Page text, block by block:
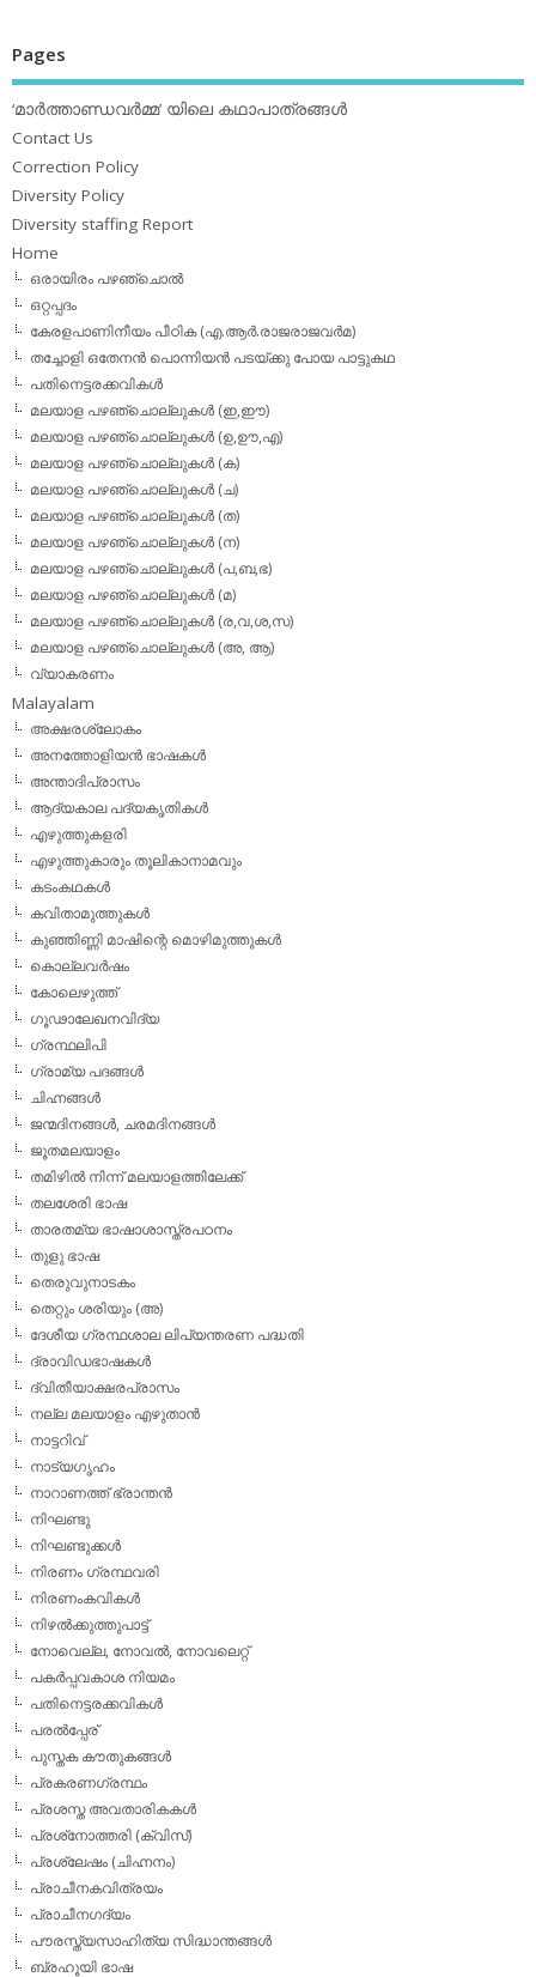
Pages
‘മാര്‍ത്താണ്ഡവര്‍മ്മ’ യിലെ കഥാപാത്രങ്ങള്‍
Contact Us
Correction Policy
Diversity Policy
Diversity staffing Report
Home
ഒരായിരം പഴഞ്ചൊല്‍
ഒറ്റപ്പദം
കേരളപാണിനീയം പീഠിക (എ.ആര്‍.രാജരാജവര്‍മ)
തച്ചോളി ഒതേനൻ പൊന്നിയൻ പടയ്‌ക്കു പോയ പാട്ടുകഥ
പതിനെട്ടരക്കവികള്‍
മലയാള പഴഞ്ചൊല്ലുകള്‍ (ഇ,ഈ)
മലയാള പഴഞ്ചൊല്ലുകള്‍ (ഉ,ഊ,എ)
മലയാള പഴഞ്ചൊല്ലുകള്‍ (ക)
മലയാള പഴഞ്ചൊല്ലുകള്‍ (ച)
മലയാള പഴഞ്ചൊല്ലുകള്‍ (ത)
മലയാള പഴഞ്ചൊല്ലുകള്‍ (ന)
മലയാള പഴഞ്ചൊല്ലുകള്‍ (പ,ബ,ഭ)
മലയാള പഴഞ്ചൊല്ലുകള്‍ (മ)
മലയാള പഴഞ്ചൊല്ലുകള്‍ (ര,വ,ശ,സ)
മലയാള പഴഞ്ചൊല്ലുകൾ (അ, ആ)
വ്യാകരണം
Malayalam
അക്ഷരശ്ലോകം
അനത്തോളിയന്‍ ഭാഷകള്‍
അന്താദിപ്രാസം
ആദ്യകാല പദ്യകൃതികള്‍
എഴുത്തുകളരി
എഴുത്തുകാരും തൂലികാനാമവും
കടംകഥകള്‍
കവിതാമുത്തുകള്‍
കുഞ്ഞിണ്ണി മാഷിന്റെ മൊഴിമുത്തുകള്‍
കൊല്ലവര്‍ഷം
കോലെഴുത്ത്
ഗൂഢാലേഖനവിദ്യ
ഗ്രന്ഥലിപി
ഗ്രാമ്യ പദങ്ങള്‍
ചിഹ്നങ്ങള്‍
ജന്മദിനങ്ങള്‍, ചരമദിനങ്ങള്‍
ജൂതമലയാളം
തമിഴില്‍ നിന്ന് മലയാളത്തിലേക്ക്
തലശേരി ഭാഷ
താരതമ്യ ഭാഷാശാസ്ത്രപഠനം
തുളു ഭാഷ
തെരുവുനാടകം
തെറ്റും ശരിയും (അ)
ദേശീയ ഗ്രന്ഥശാല ലിപ്യന്തരണ പദ്ധതി
ദ്രാവിഡഭാഷകള്‍
ദ്വിതീയാക്ഷരപ്രാസം
നല്ല മലയാളം എഴുതാന്‍
നാട്ടറിവ്
നാട്യഗൃഹം
നാറാണത്ത് ഭ്രാന്തന്‍
നിഘണ്ടു
നിഘണ്ടുക്കള്‍
നിരണം ഗ്രന്ഥവരി
നിരണംകവികള്‍
നിഴല്‍ക്കുത്തുപാട്ട്
നോവെല്ല, നോവല്‍, നോവലെറ്റ്
പകര്‍പ്പവകാശ നിയമം
പതിനെട്ടരക്കവികള്‍
പരല്‍പ്പേര്
പുസ്തക കൗതുകങ്ങള്‍
പ്രകരണഗ്രന്ഥം
പ്രശസ്ത അവതാരികകള്‍
പ്രശ്‌നോത്തരി (ക്വിസ്)
പ്രശ്ലേഷം (ചിഹ്നനം)
പ്രാചീനകവിത്രയം
പ്രാചീനഗദ്യം
പൗരസ്ത്യസാഹിത്യ സിദ്ധാന്തങ്ങള്‍
ബ്രഹൂയി ഭാഷ